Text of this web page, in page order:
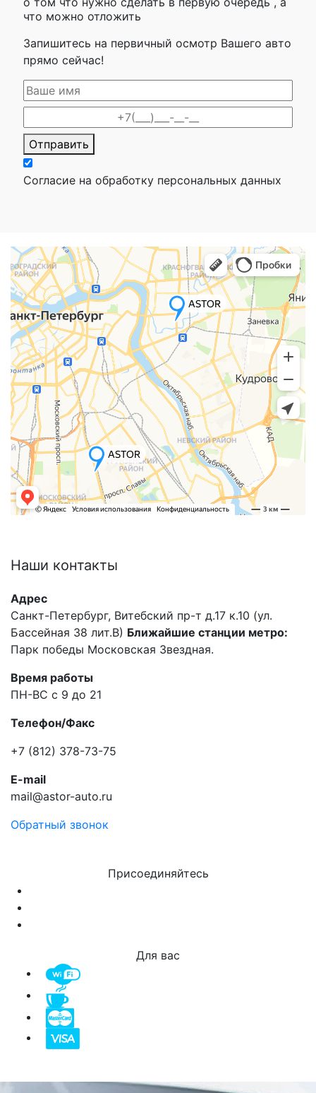
что можно отложить
Запишитесь на первичный осмотр Вашего авто
прямо сейчас!
Отправить
Согласие на обработку персональных данных
Наши контакты
Адрес
Санкт-Петербург, Витебский пр-т д.17 к.10 (ул.
Бассейная 38 лит.В) Ближайшие станции метро:
Парк победы Московская Звездная.
Время работы
ПН-ВС с 9 до 21
Телефон/Факс
+7 (812) 378-73-75
E-mail
mail@astor-auto.ru
Обратный звонок
Присоединяйтесь
Для вас